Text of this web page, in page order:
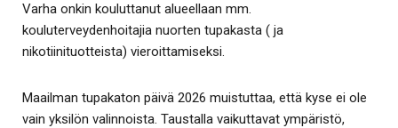
Varha onkin kouluttanut alueellaan mm.
kouluterveydenhoitajia nuorten tupakasta ( ja
nikotiinituotteista) vieroittamiseksi.
Maailman tupakaton päivä 2026 muistuttaa, että kyse ei ole
vain yksilön valinnoista. Taustalla vaikuttavat ympäristö,